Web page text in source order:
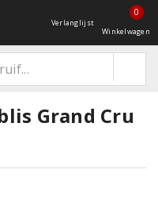
Verlanglijst
0
Winkelwagen
Grand Cru